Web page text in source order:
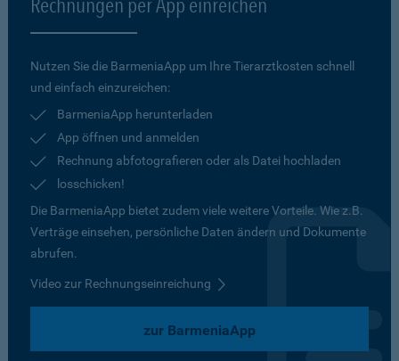
Nutzen Sie die BarmeniaApp um Ihre Tierarztkosten schnell
und einfach einzureichen:
BarmeniaApp herunterladen
App öffnen und anmelden
Rechnung abfotografieren oder als Datei hochladen
losschicken!
Die BarmeniaApp bietet zudem viele weitere Vorteile. Wie z.B.
Verträge einsehen, persönliche Daten ändern und Dokumente
abrufen.
Video zur Rechnungseinreichung
zur BarmeniaApp